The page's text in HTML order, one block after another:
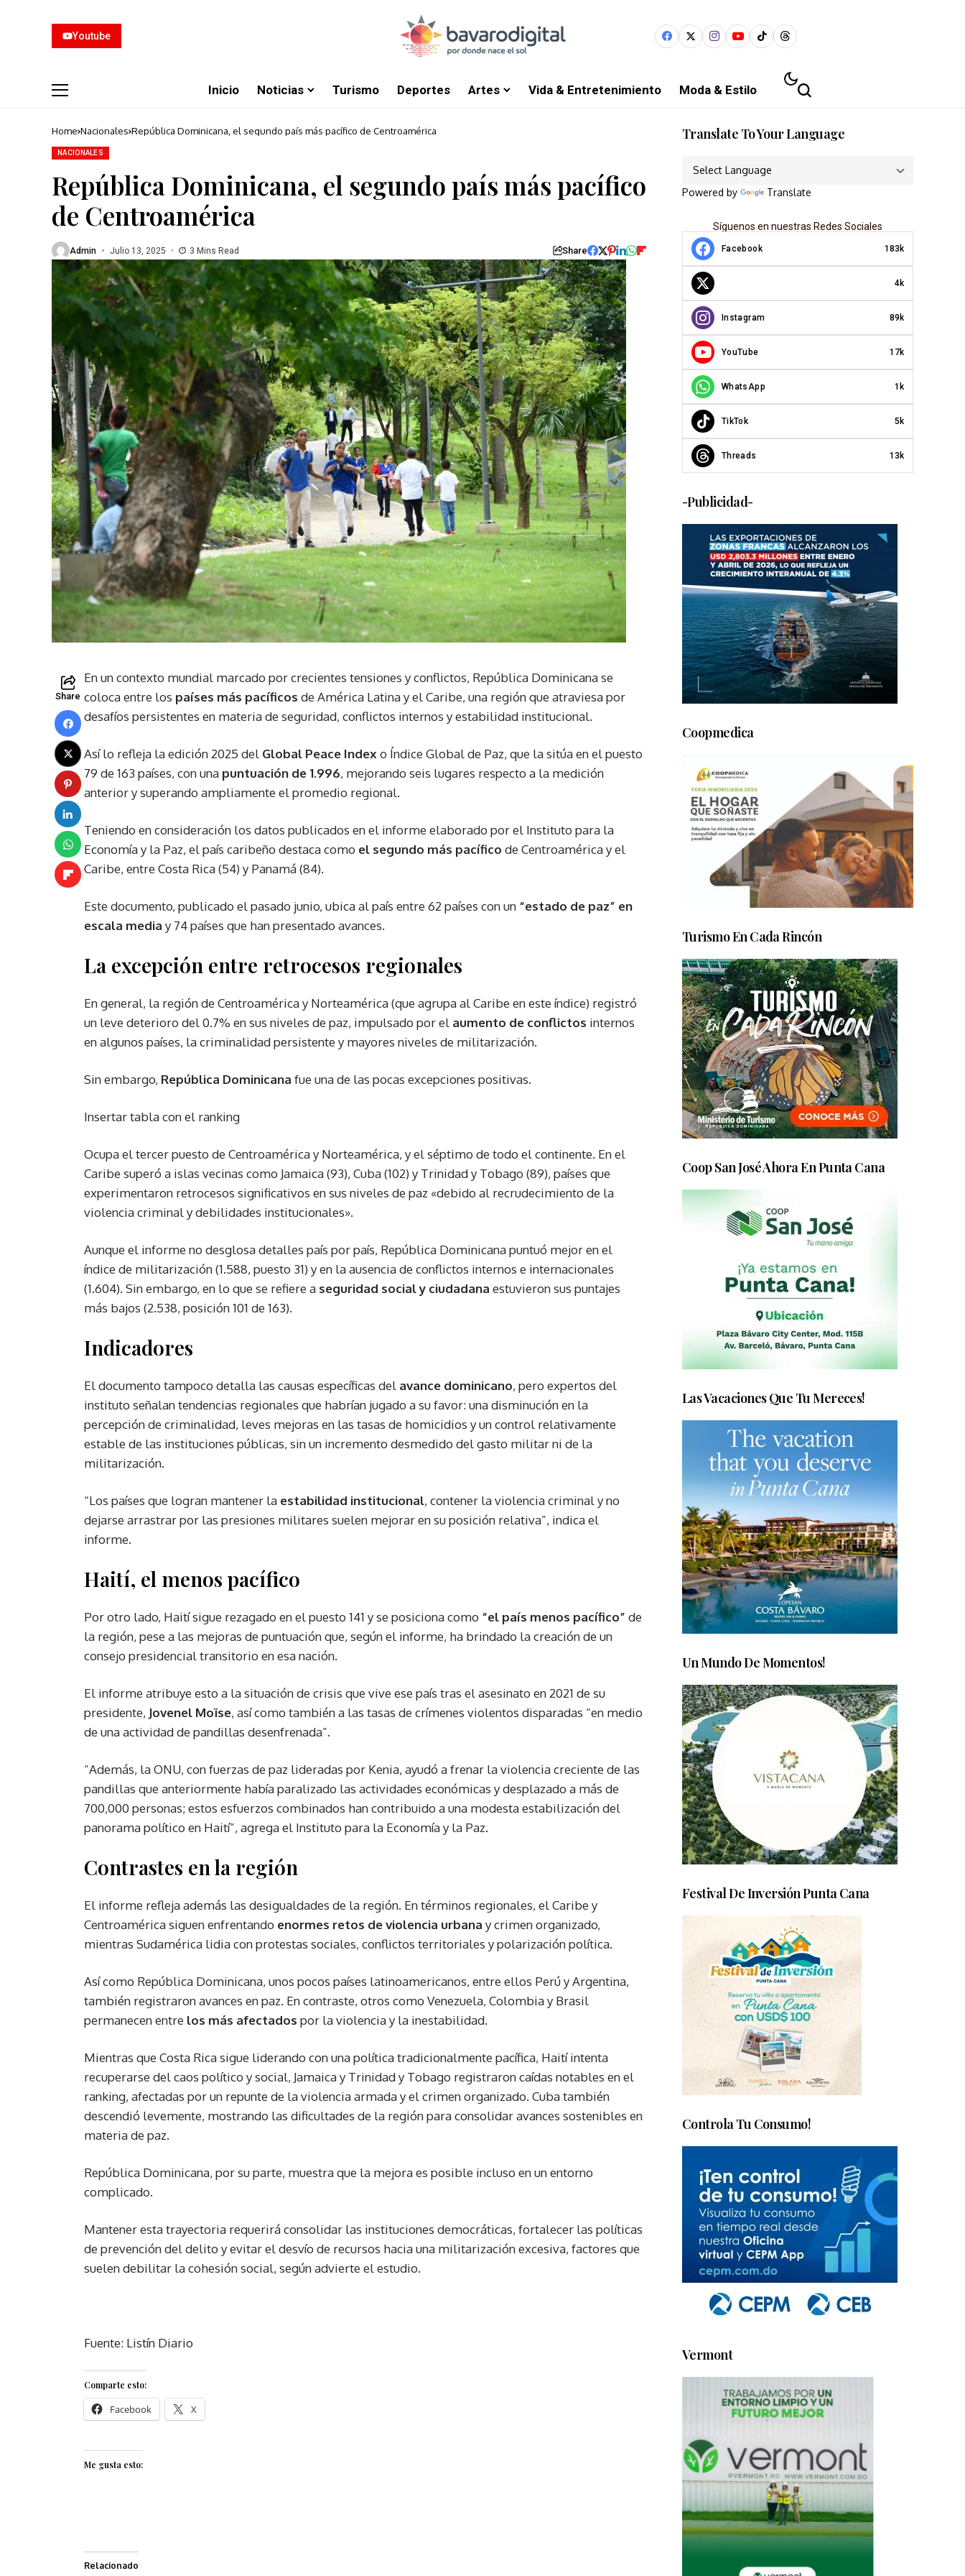
Youtube
Inicio Noticias Turismo Deportes Artes Vida & Entretenimiento Moda & Estilo
Home Nacionales República Dominicana, el segundo país más pacífico de Centroamérica
NACIONALES
República Dominicana, el segundo país más pacífico
de Centroamérica
Admin Julio 13, 2025 3 Mins Read Share
Share
En un contexto mundial marcado por crecientes tensiones y conflictos, República Dominicana se
coloca entre los países más pacíficos de América Latina y el Caribe, una región que atraviesa por
desafíos persistentes en materia de seguridad, conflictos internos y estabilidad institucional.
Así lo refleja la edición 2025 del Global Peace Index o Índice Global de Paz, que la sitúa en el puesto
79 de 163 países, con una puntuación de 1.996, mejorando seis lugares respecto a la medición
anterior y superando ampliamente el promedio regional.
Teniendo en consideración los datos publicados en el informe elaborado por el Instituto para la
Economía y la Paz, el país caribeño destaca como el segundo más pacífico de Centroamérica y el
Caribe, entre Costa Rica (54) y Panamá (84).
Este documento, publicado el pasado junio, ubica al país entre 62 países con un “estado de paz” en
escala media y 74 países que han presentado avances.
La excepción entre retrocesos regionales
En general, la región de Centroamérica y Norteamérica (que agrupa al Caribe en este índice) registró
un leve deterioro del 0.7% en sus niveles de paz, impulsado por el aumento de conflictos internos
en algunos países, la criminalidad persistente y mayores niveles de militarización.
Sin embargo, República Dominicana fue una de las pocas excepciones positivas.
Insertar tabla con el ranking
Ocupa el tercer puesto de Centroamérica y Norteamérica, y el séptimo de todo el continente. En el
Caribe superó a islas vecinas como Jamaica (93), Cuba (102) y Trinidad y Tobago (89), países que
experimentaron retrocesos significativos en sus niveles de paz «debido al recrudecimiento de la
violencia criminal y debilidades institucionales».
Aunque el informe no desglosa detalles país por país, República Dominicana puntuó mejor en el
índice de militarización (1.588, puesto 31) y en la ausencia de conflictos internos e internacionales
(1.604). Sin embargo, en lo que se refiere a seguridad social y ciudadana estuvieron sus puntajes
más bajos (2.538, posición 101 de 163).
Indicadores
El documento tampoco detalla las causas específicas del avance dominicano, pero expertos del
instituto señalan tendencias regionales que habrían jugado a su favor: una disminución en la
percepción de criminalidad, leves mejoras en las tasas de homicidios y un control relativamente
estable de las instituciones públicas, sin un incremento desmedido del gasto militar ni de la
militarización.
“Los países que logran mantener la estabilidad institucional, contener la violencia criminal y no
dejarse arrastrar por las presiones militares suelen mejorar en su posición relativa”, indica el
informe.
Haití, el menos pacífico
Por otro lado, Haití sigue rezagado en el puesto 141 y se posiciona como “el país menos pacífico” de
la región, pese a las mejoras de puntuación que, según el informe, ha brindado la creación de un
consejo presidencial transitorio en esa nación.
El informe atribuye esto a la situación de crisis que vive ese país tras el asesinato en 2021 de su
presidente, Jovenel Moïse, así como también a las tasas de crímenes violentos disparadas “en medio
de una actividad de pandillas desenfrenada”.
“Además, la ONU, con fuerzas de paz lideradas por Kenia, ayudó a frenar la violencia creciente de las
pandillas que anteriormente había paralizado las actividades económicas y desplazado a más de
700,000 personas; estos esfuerzos combinados han contribuido a una modesta estabilización del
panorama político en Haití”, agrega el Instituto para la Economía y la Paz.
Contrastes en la región
El informe refleja además las desigualdades de la región. En términos regionales, el Caribe y
Centroamérica siguen enfrentando enormes retos de violencia urbana y crimen organizado,
mientras Sudamérica lidia con protestas sociales, conflictos territoriales y polarización política.
Así como República Dominicana, unos pocos países latinoamericanos, entre ellos Perú y Argentina,
también registraron avances en paz. En contraste, otros como Venezuela, Colombia y Brasil
permanecen entre los más afectados por la violencia y la inestabilidad.
Mientras que Costa Rica sigue liderando con una política tradicionalmente pacífica, Haití intenta
recuperarse del caos político y social, Jamaica y Trinidad y Tobago registraron caídas notables en el
ranking, afectadas por un repunte de la violencia armada y el crimen organizado. Cuba también
descendió levemente, mostrando las dificultades de la región para consolidar avances sostenibles en
materia de paz.
República Dominicana, por su parte, muestra que la mejora es posible incluso en un entorno
complicado.
Mantener esta trayectoria requerirá consolidar las instituciones democráticas, fortalecer las políticas
de prevención del delito y evitar el desvío de recursos hacia una militarización excesiva, factores que
suelen debilitar la cohesión social, según advierte el estudio.
Fuente: Listín Diario
Comparte esto:
Facebook X
Me gusta esto:
Relacionado
Translate To Your Language
Powered by Translate
Síguenos en nuestras Redes Sociales
Facebook 183k
4k
Instagram 89k
YouTube 17k
WhatsApp 1k
TikTok 5k
Threads 13k
-Publicidad-
Coopmedica
Turismo En Cada Rincón
Coop San José Ahora En Punta Cana
Las Vacaciones Que Tu Mereces!
Un Mundo De Momentos!
Festival De Inversión Punta Cana
Controla Tu Consumo!
Vermont